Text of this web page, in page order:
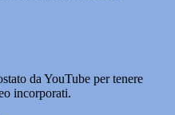
da YouTube per tenere
incorporati.